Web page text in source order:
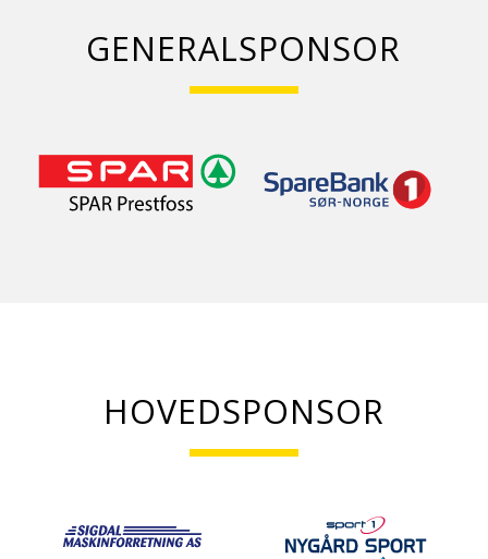
GENERALSPONSOR
HOVEDSPONSOR